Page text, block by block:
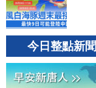
今日整點新聞